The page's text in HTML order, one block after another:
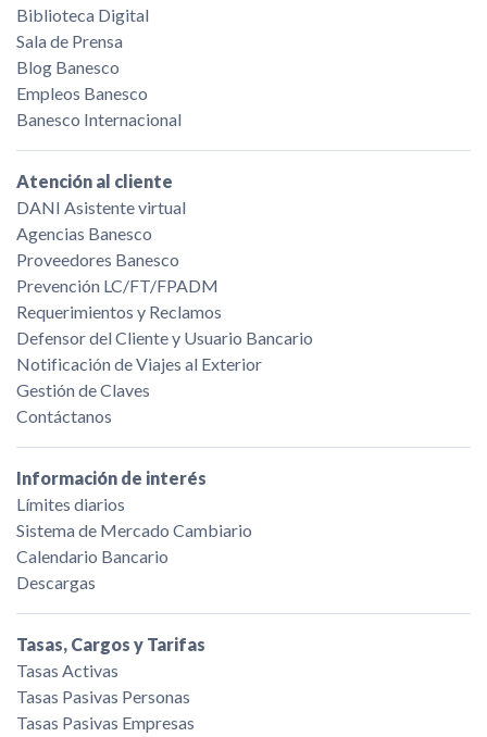
Biblioteca Digital
Sala de Prensa
Blog Banesco
Empleos Banesco
Banesco Internacional
Atención al cliente
DANI Asistente virtual
Agencias Banesco
Proveedores Banesco
Prevención LC/FT/FPADM
Requerimientos y Reclamos
Defensor del Cliente y Usuario Bancario
Notificación de Viajes al Exterior
Gestión de Claves
Contáctanos
Información de interés
Límites diarios
Sistema de Mercado Cambiario
Calendario Bancario
Descargas
Tasas, Cargos y Tarifas
Tasas Activas
Tasas Pasivas Personas
Tasas Pasivas Empresas